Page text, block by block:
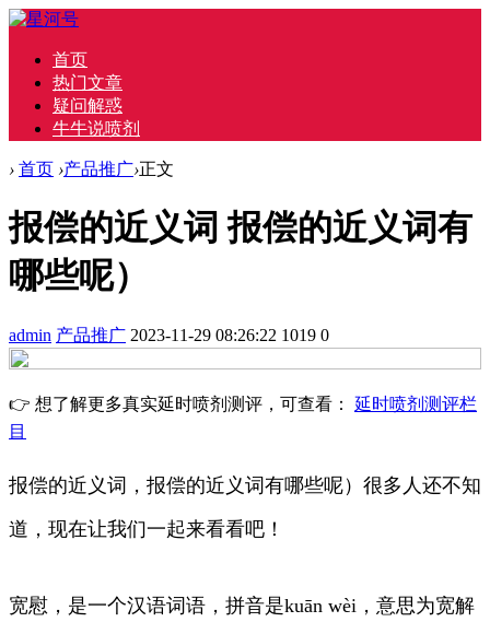
首页
热门文章
疑问解惑
牛牛说喷剂
› 首页 ›产品推广›正文
报偿的近义词 报偿的近义词有
哪些呢）
admin 产品推广 2023-11-29 08:26:22 1019 0
👉 想了解更多真实延时喷剂测评，可查看： 延时喷剂测评栏
目
报偿的近义词，报偿的近义词有哪些呢）很多人还不知
道，现在让我们一起来看看吧！
宽慰，是一个汉语词语，拼音是kuān wèi，意思为宽解